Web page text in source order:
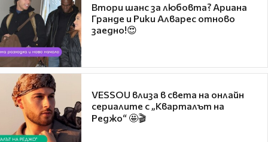
Втори шанс за любовта? Ариана
Гранде и Рики Алварес отново
заедно!😍
VESSOU влиза в света на онлайн
сериалите с „Кварталът на
Реджо“ 🤩🎬